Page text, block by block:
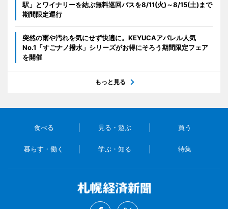
駅」とワイナリーを結ぶ無料巡回バスを8/11(火)～8/15(土)まで
期間限定運行
突然の雨や汚れを気にせず快適に。KEYUCAアパレル人気
No.1「すごナノ撥水」シリーズがお得にそろう期間限定フェア
を開催
もっと見る
食べる 見る・遊ぶ 買う
暮らす・働く 学ぶ・知る 特集